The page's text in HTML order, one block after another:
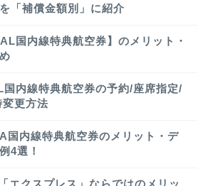
「補償金額別」に紹介
国内線特典航空券】のメリット・
内線特典航空券の予約/座席指定/
更方法
内線特典航空券のメリット・デ
4選！
エクスプレス」ならではのメリッ